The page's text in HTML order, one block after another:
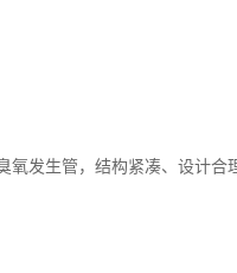
发生管，结构紧凑、设计合